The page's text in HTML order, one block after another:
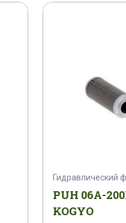
Гидравлический
PUH 06A-
KOGYO